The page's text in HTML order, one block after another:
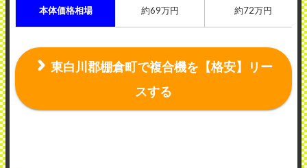
本体価格相場 約69万円 約72万円
東白川郡棚倉町で複合機を【格安】リー
スする